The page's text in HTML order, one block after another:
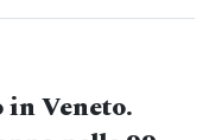
in Veneto.